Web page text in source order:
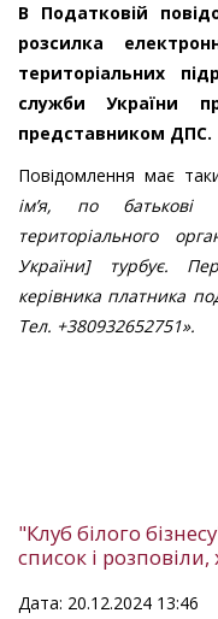
В Податковій
розсилка
територіальних
служби України
представником ДПС.
Повідомлення має
ім’я, по батькові
територіального
України] турбує.
керівника платника
Тел. +380932652751».
"Клуб білого
список і
Дата: 20.12.2024 13:46